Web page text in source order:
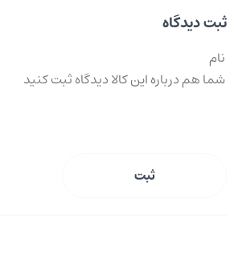
ثبت دیدگاه
ثبت